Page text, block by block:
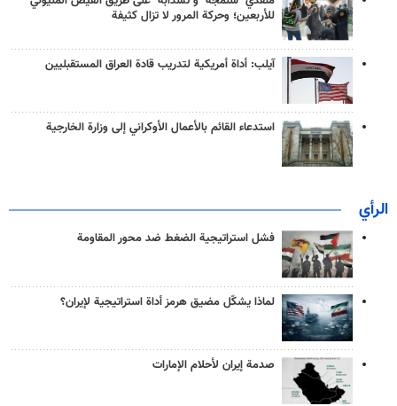
للأربعين؛ وحركة المرور لا تزال كثيفة
آيلب: أداة أمريكية لتدريب قادة العراق المستقبليين
استدعاء القائم بالأعمال الأوكراني إلى وزارة الخارجية
الرأي
فشل استراتيجية الضغط ضد محور المقاومة
لماذا يشكّل مضيق هرمز أداة استراتيجية لإيران؟
صدمة إيران لأحلام الإمارات